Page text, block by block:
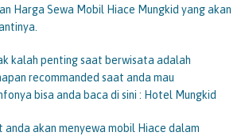
Harga Sewa Mobil Hiace Mungkid yang akan
kalah penting saat berwisata adalah
recommanded saat anda mau
bisa anda baca di sini : Hotel Mungkid
anda akan menyewa mobil Hiace dalam